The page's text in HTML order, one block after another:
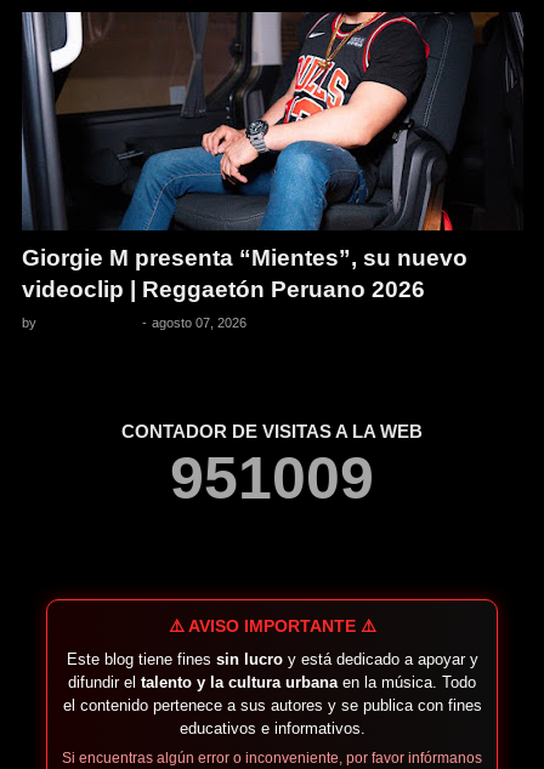
Giorgie M presenta “Mientes”, su nuevo
videoclip | Reggaetón Peruano 2026
by - agosto 07, 2026
CONTADOR DE VISITAS A LA WEB
951009
⚠️ AVISO IMPORTANTE ⚠️
Este blog tiene fines sin lucroy está dedicado a apoyar y
difundir el talento y la cultura urbanaen la música. Todo
el contenido pertenece a sus autores y se publica con fines
educativos e informativos.
Si encuentras algún error o inconveniente, por favor infórmanos